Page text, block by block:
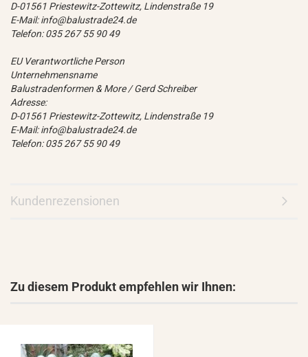
D-01561 Priestewitz-Zottewitz, Lindenstraße 19
E-Mail: info@balustrade24.de
Telefon: 035 267 55 90 49
EU Verantwortliche Person
Unternehmensname
Balustradenformen & More / Gerd Schreiber
Adresse:
D-01561 Priestewitz-Zottewitz, Lindenstraße 19
E-Mail: info@balustrade24.de
Telefon: 035 267 55 90 49
Kundenrezensionen
Zu diesem Produkt empfehlen wir Ihnen: